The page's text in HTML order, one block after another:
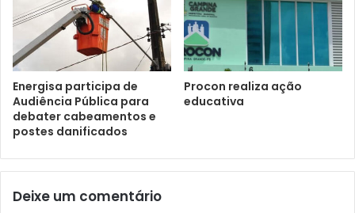
Energisa participa de
Audiência Pública para
debater cabeamentos e
postes danificados
Procon realiza ação
educativa
Deixe um comentário